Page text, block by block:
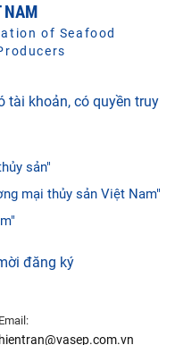
NAM
of Seafood
tài khoản, có quyền truy
sản"
mại thủy sản Việt Nam"
đăng ký
Email:
hientran@vasep.com.vn